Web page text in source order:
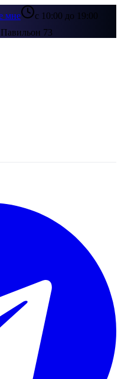
мне
с 10:00 до 19:00
73